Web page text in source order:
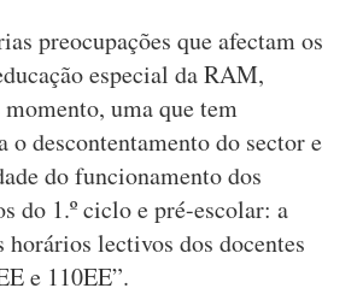
preocupações que afectam os
especial da RAM,
momento, uma que tem
o descontentamento do sector e
do funcionamento dos
do 1.º ciclo e pré-escolar: a
horários lectivos dos docentes
e 110EE”.